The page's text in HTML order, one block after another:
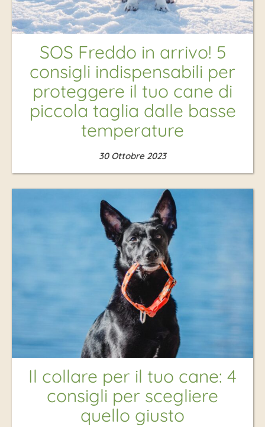
SOS Freddo in arrivo! 5
consigli indispensabili per
proteggere il tuo cane di
piccola taglia dalle basse
temperature
30 Ottobre 2023
Il collare per il tuo cane: 4
consigli per scegliere
quello giusto